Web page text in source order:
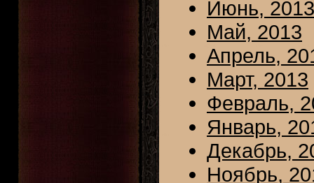
Июнь, 2013
Май, 2013
Апрель,
Март, 2013
Февраль,
Январь,
Декабрь,
Ноябрь,